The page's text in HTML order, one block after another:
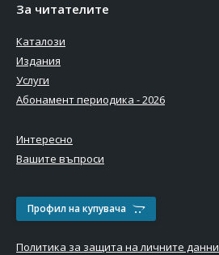
За читателите
Каталози
Издания
Услуги
Абонамент периодика - 2026
Интересно
Вашите въпроси
Профил на купувача
Политика за защита на личните данни